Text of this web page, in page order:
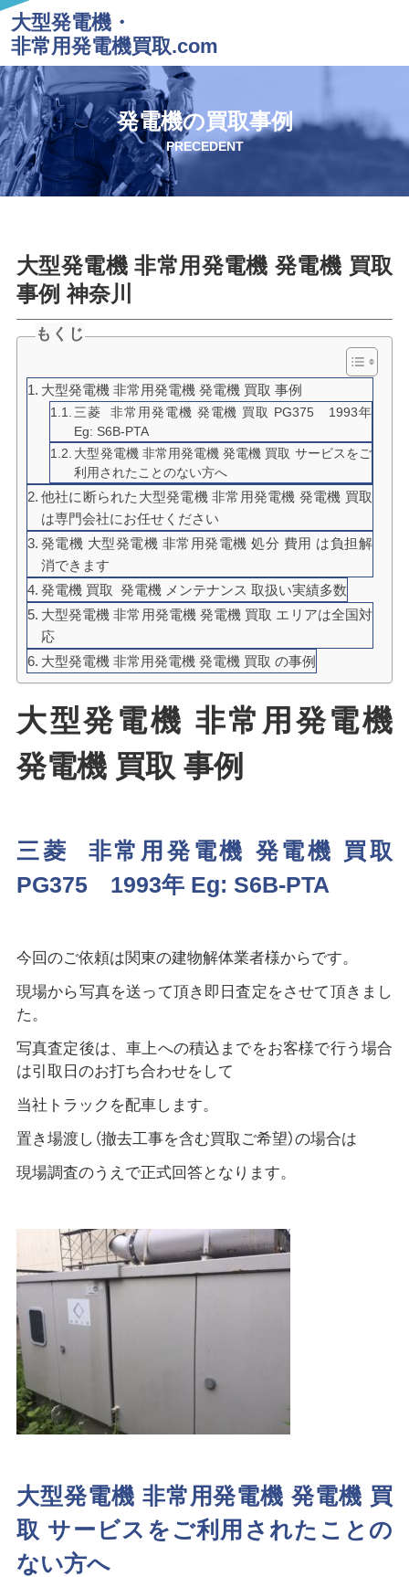
大型発電機・
非常用発電機買取.com
発電機の買取事例
PRECEDENT
大型発電機 非常用発電機 発電機 買取
事例 神奈川
もくじ
大型発電機 非常用発電機 発電機 買取 事例
三菱 非常用発電機 発電機 買取 PG375 1993年
Eg: S6B-PTA
大型発電機 非常用発電機 発電機 買取 サービスをご
利用されたことのない方へ
他社に断られた大型発電機 非常用発電機 発電機 買取
は専門会社にお任せください
発電機 大型発電機 非常用発電機 処分 費用 は負担解
消できます
発電機 買取 発電機 メンテナンス 取扱い実績多数
大型発電機 非常用発電機 発電機 買取 エリアは全国対
応
大型発電機 非常用発電機 発電機 買取 の事例
大型発電機 非常用発電機
発電機 買取 事例
三菱 非常用発電機 発電機 買取
PG375 1993年 Eg: S6B-PTA
今回のご依頼は関東の建物解体業者様からです。
現場から写真を送って頂き即日査定をさせて頂きまし
た。
写真査定後は、車上への積込までをお客様で行う場合
は引取日のお打ち合わせをして
当社トラックを配車します。
置き場渡し（撤去工事を含む買取ご希望）の場合は
現場調査のうえで正式回答となります。
大型発電機 非常用発電機 発電機 買
取 サービスをご利用されたことの
ない方へ